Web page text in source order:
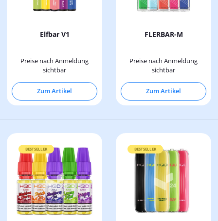
Elfbar V1
Preise nach Anmeldung
sichtbar
Zum Artikel
FLERBAR-M
Preise nach Anmeldung
sichtbar
Zum Artikel
BESTSELLER BESTSELLER